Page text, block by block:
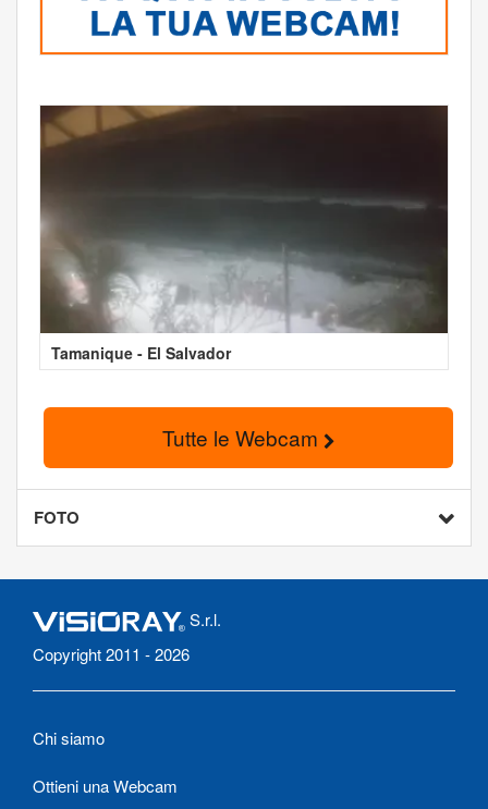
Tamanique - El Salvador
Tutte le Webcam
FOTO
S.r.l.
Copyright 2011 - 2026
Chi siamo
Ottieni una Webcam